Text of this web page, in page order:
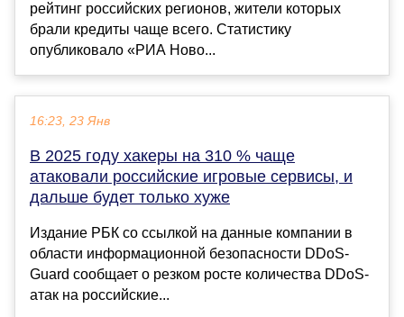
рейтинг российских регионов, жители которых
брали кредиты чаще всего. Статистику
опубликовало «РИА Ново...
16:23, 23 Янв
В 2025 году хакеры на 310 % чаще
атаковали российские игровые сервисы, и
дальше будет только хуже
Издание РБК со ссылкой на данные компании в
области информационной безопасности DDoS-
Guard сообщает о резком росте количества DDoS-
атак на российские...